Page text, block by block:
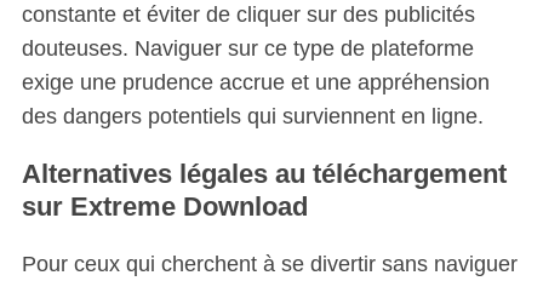
constante et éviter de cliquer sur des publicités
douteuses. Naviguer sur ce type de plateforme
exige une prudence accrue et une appréhension
des dangers potentiels qui surviennent en ligne.
Alternatives légales au téléchargement
sur Extreme Download
Pour ceux qui cherchent à se divertir sans naviguer